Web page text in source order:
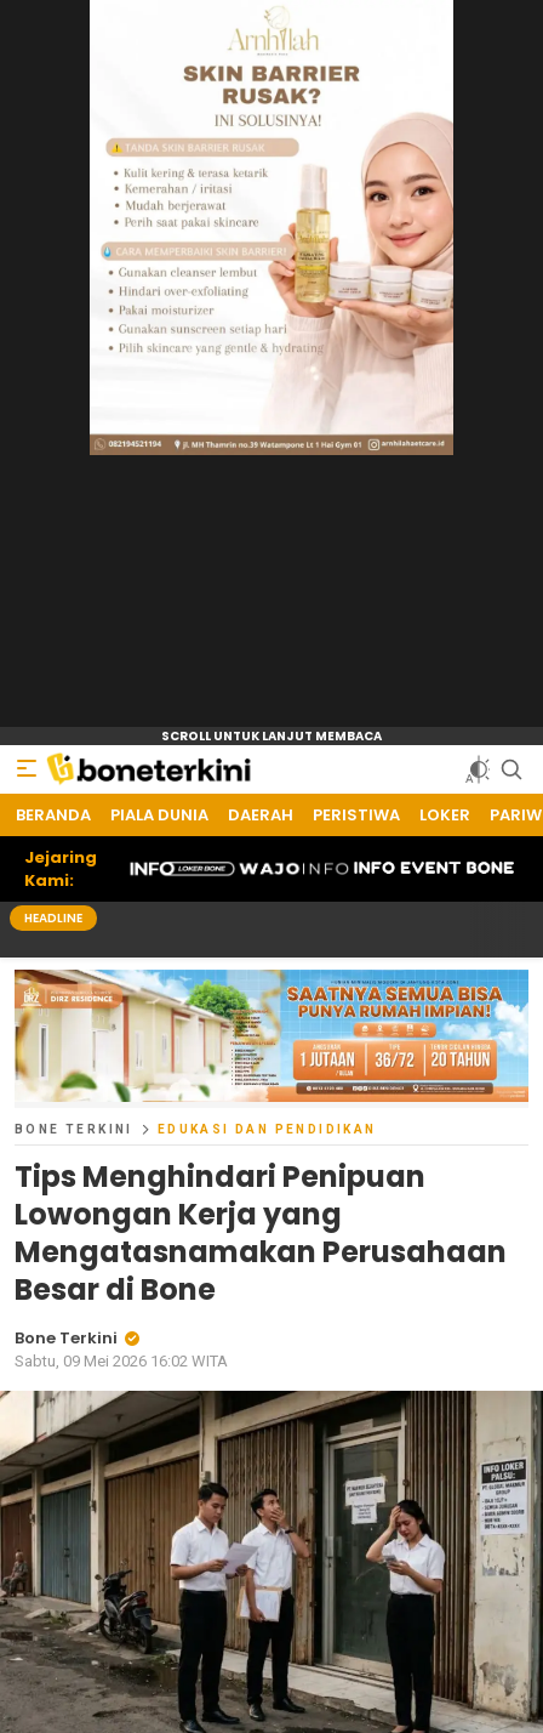
BERANDA PIALA DUNIA DAERAH PERISTIWA LOKER
Jejaring
Kami:
HEADLINE
BONE TERKINI EDUKASI DAN PENDIDIKAN
Tips Menghindari Penipuan
Lowongan Kerja yang
Mengatasnamakan Perusahaan
Besar di Bone
Bone Terkini
Sabtu, 09 Mei 2026 16:02 WITA